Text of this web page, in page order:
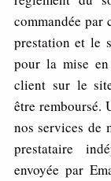
commandée par
prestation et le
pour la mise
client sur le
être remboursé.
nos services de
prestataire
envoyée par